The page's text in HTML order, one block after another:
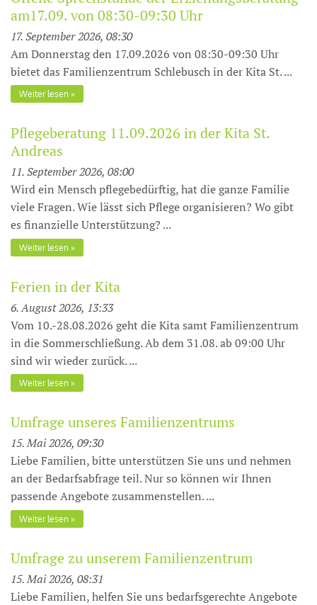
am17.09. von 08:30-09:30 Uhr
17. September 2026, 08:30
Am Donnerstag den 17.09.2026 von 08:30-09:30 Uhr
bietet das Familienzentrum Schlebusch in der Kita St. ...
Weiter lesen
Pflegeberatung 11.09.2026 in der Kita St.
Andreas
11. September 2026, 08:00
Wird ein Mensch pflegebedürftig, hat die ganze Familie
viele Fragen. Wie lässt sich Pflege organisieren? Wo gibt
es finanzielle Unterstüt­zung? ...
Weiter lesen
Ferien in der Kita
6. August 2026, 13:33
Vom 10.-28.08.2026 geht die Kita samt Familienzentrum
in die Sommerschließung. Ab dem 31.08. ab 09:00 Uhr
sind wir wieder zurück. ...
Weiter lesen
Umfrage unseres Familienzentrums
15. Mai 2026, 09:30
Liebe Familien, bitte unterstützen Sie uns und nehmen
an der Bedarfsabfrage teil. Nur so können wir Ihnen
passende Angebote zusammenstellen. ...
Weiter lesen
Umfrage zu unserem Familienzentrum
15. Mai 2026, 08:31
Liebe Familien, helfen Sie uns bedarfsgerechte Angebote